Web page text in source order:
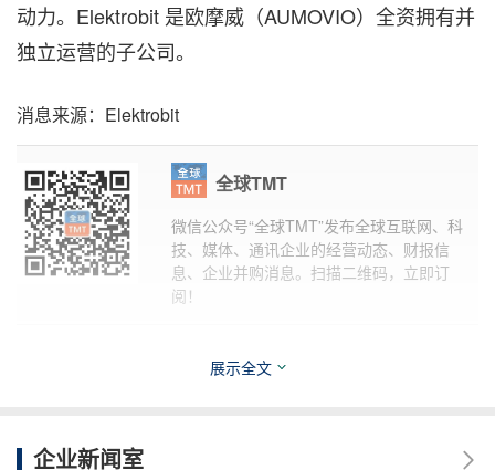
动力。Elektrobit 是欧摩威（AUMOVIO）全资拥有并
独立运营的子公司。
消息来源：Elektrobit
全球TMT
微信公众号“全球TMT”发布全球互联网、科
技、媒体、通讯企业的经营动态、财报信
息、企业并购消息。扫描二维码，立即订
阅！
电脑软件 电脑/电子
展示全文
企业新闻室